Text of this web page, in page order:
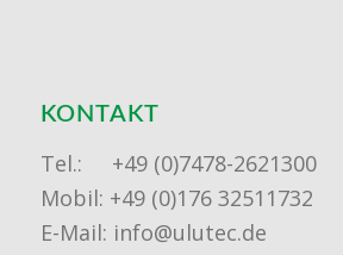
KONTAKT
Tel.: +49 (0)7478-2621300
Mobil: +49 (0)176 32511732
E-Mail: info@ulutec.de